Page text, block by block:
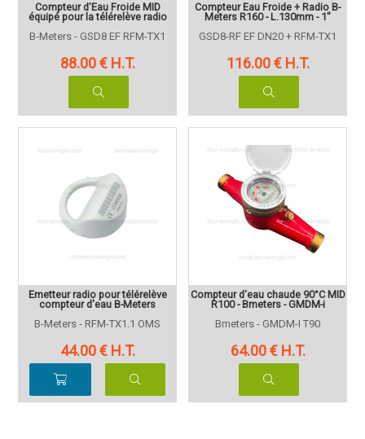
Compteur d'Eau Froide MID
équipé pour la télérelève radio
B-Meters - GSD8 EF RFM-TX1
88.00 € H.T.
Compteur Eau Froide + Radio B-
Meters R160 - L.130mm - 1"
GSD8-RF EF DN20 + RFM-TX1
116.00 € H.T.
Emetteur radio pour télérelève
compteur d'eau B-Meters
B-Meters - RFM-TX1.1 OMS
44.00 € H.T.
Compteur d'eau chaude 90°C MID
R100 - Bmeters - GMDM-i
Bmeters - GMDM-I T90
64.00 € H.T.